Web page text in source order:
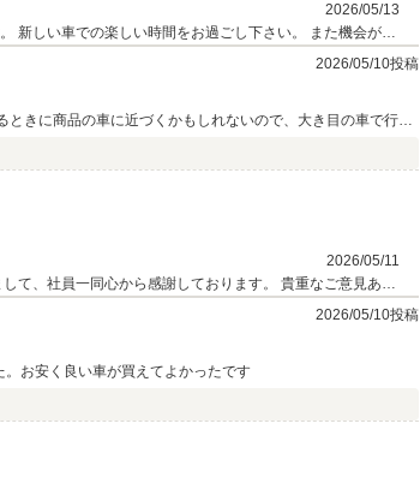
2026/05/13
新しい車での楽しい時間をお過ごし下さい。 また機会があ
2026/05/10投稿
きに商品の車に近づくかもしれないので、大き目の車で行く
2026/05/11
て、社員一同心から感謝しております。 貴重なご意見あり
2026/05/10投稿
お安く良い車が買えてよかったです